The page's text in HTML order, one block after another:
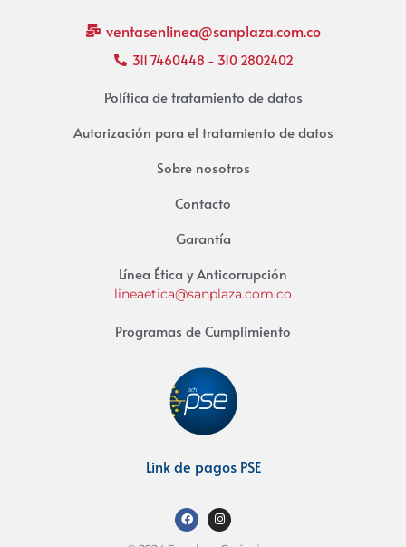
ventasenlinea@sanplaza.com.co
311 7460448 - 310 2802402
Política de tratamiento de datos
Autorización para el tratamiento de datos
Sobre nosotros
Contacto
Garantía
Línea Ética y Anticorrupción
lineaetica@sanplaza.com.co
Programas de Cumplimiento
Link de pagos PSE